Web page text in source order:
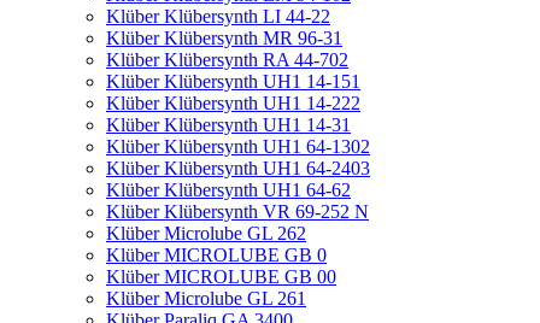
Klüber Klübersynth LI 44-22
Klüber Klübersynth MR 96-31
Klüber Klübersynth RA 44-702
Klüber Klübersynth UH1 14-151
Klüber Klübersynth UH1 14-222
Klüber Klübersynth UH1 14-31
Klüber Klübersynth UH1 64-1302
Klüber Klübersynth UH1 64-2403
Klüber Klübersynth UH1 64-62
Klüber Klübersynth VR 69-252 N
Klüber Microlube GL 262
Klüber MICROLUBE GB 0
Klüber MICROLUBE GB 00
Klüber Microlube GL 261